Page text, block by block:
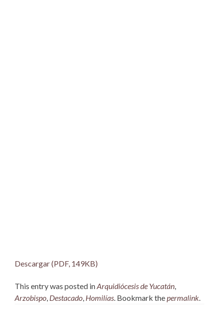
Descargar (PDF, 149KB)
This entry was posted inArquidiócesis de Yucatán
Arzobispo Destacado Homilías . Bookmark the permalink